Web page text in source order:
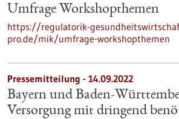
Umfrage Workshopthemen
https://regulatorik-
pro.de/mik/umfrage-workshopthemen
Pressemitteilung - 14.09.2022
Bayern und Baden-
Versorgung mit dringend